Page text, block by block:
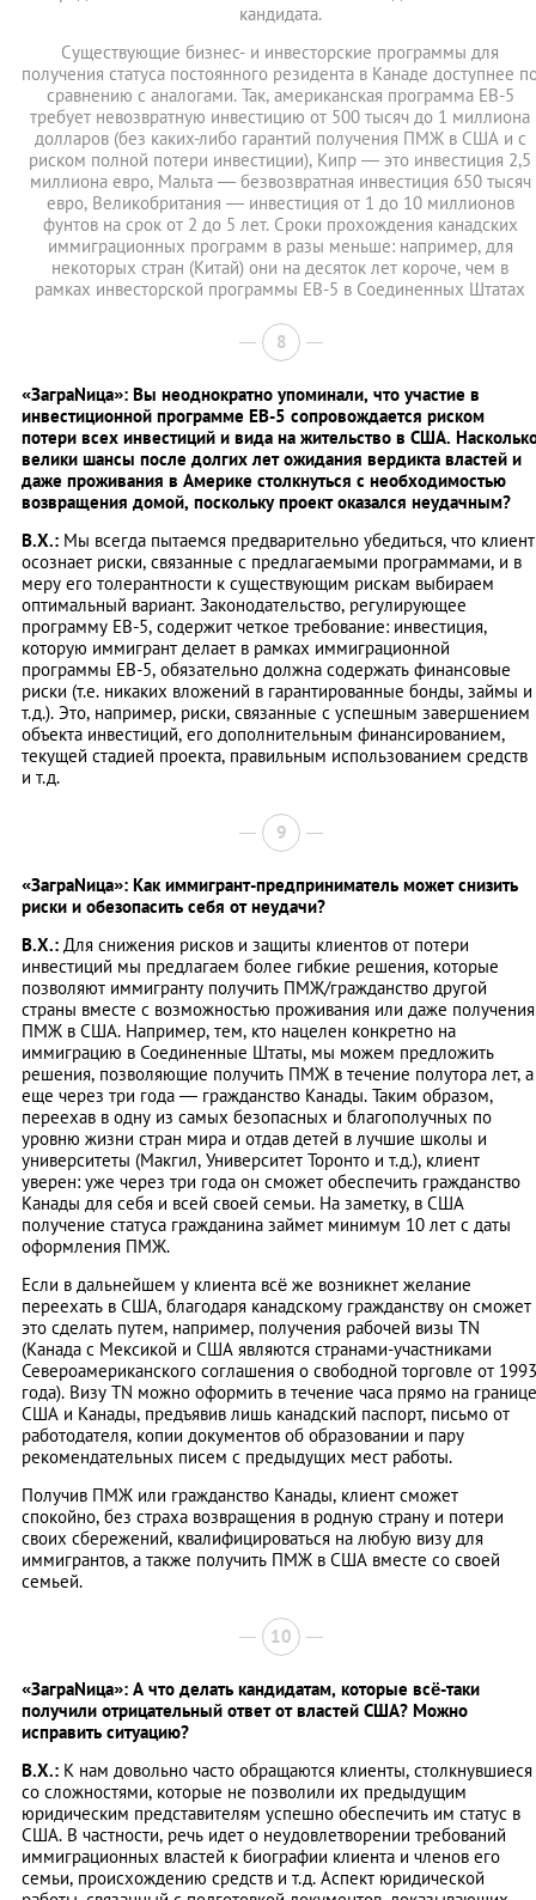
кандидата.
Существующие бизнес- и инвесторские программы для
получения статуса постоянного резидента в Канаде доступнее
сравнению с аналогами. Так, американская программа ЕВ-5
требует невозвратную инвестицию от 500 тысяч до 1 миллиона
долларов (без каких-либо гарантий получения ПМЖ в США и с
риском полной потери инвестиции), Кипр — это инвестиция 2,5
миллиона евро, Мальта — безвозвратная инвестиция 650 тысяч
евро, Великобритания — инвестиция от 1 до 10 миллионов
фунтов на срок от 2 до 5 лет. Сроки прохождения канадских
иммиграционных программ в разы меньше: например, для
некоторых стран (Китай) они на десяток лет короче, чем в
рамках инвесторской программы EB-5 в Соединенных Штатах
8
«ЗаграNица»: Вы неоднократно упоминали, что участие в
инвестиционной программе ЕВ-5 сопровождается риском
потери всех инвестиций и вида на жительство в США.
велики шансы после долгих лет ожидания вердикта властей и
даже проживания в Америке столкнуться с необходимостью
возвращения домой, поскольку проект оказался неудачным?
В.Х.: Мы всегда пытаемся предварительно убедиться, что клиент
осознает риски, связанные с предлагаемыми программами, и в
меру его толерантности к существующим рискам выбираем
оптимальный вариант. Законодательство, регулирующее
программу EB-5, содержит четкое требование: инвестиция,
которую иммигрант делает в рамках иммиграционной
программы EB-5, обязательно должна содержать финансовые
риски (т.е. никаких вложений в гарантированные бонды, займы и
т.д.). Это, например, риски, связанные с успешным завершением
объекта инвестиций, его дополнительным финансированием,
текущей стадией проекта, правильным использованием средств
и т.д.
9
«ЗаграNица»: Как иммигрант-предприниматель может снизить
риски и обезопасить себя от неудачи?
В.Х.: Для снижения рисков и защиты клиентов от потери
инвестиций мы предлагаем более гибкие решения, которые
позволяют иммигранту получить ПМЖ/гражданство другой
страны вместе с возможностью проживания или даже получения
ПМЖ в США. Например, тем, кто нацелен конкретно на
иммиграцию в Соединенные Штаты, мы можем предложить
решения, позволяющие получить ПМЖ в течение полутора лет, а
еще через три года — гражданство Канады. Таким образом,
переехав в одну из самых безопасных и благополучных по
уровню жизни стран мира и отдав детей в лучшие школы и
университеты (Макгил, Университет Торонто и т.д.), клиент
уверен: уже через три года он сможет обеспечить гражданство
Канады для себя и всей своей семьи. На заметку, в США
получение статуса гражданина займет минимум 10 лет с даты
оформления ПМЖ.
Если в дальнейшем у клиента всё же возникнет желание
переехать в США, благодаря канадскому гражданству он сможет
это сделать путем, например, получения рабочей визы ТN
(Канадa с Мексикой и США являются странами-участниками
Североамериканского соглашения о свободной торговле от 1993
года). Визу ТN можно оформить в течение часа прямо на границе
США и Канады, предъявив лишь канадский паспорт, письмо от
работодателя, копии документов об образовании и пару
рекомендательных писем с предыдущих мест работы.
Получив ПМЖ или гражданство Канады, клиент сможет
спокойно, без страха возвращения в родную страну и потери
своих сбережений, квалифицироваться на любую визу для
иммигрантов, а также получить ПМЖ в США вместе со своей
семьей.
10
«ЗаграNица»: А что делать кандидатам, которые всё-таки
получили отрицательный ответ от властей США? Можно
исправить ситуацию?
В.Х.: К нам довольно часто обращаются клиенты, столкнувшиеся
со сложностями, которые не позволили их предыдущим
юридическим представителям успешно обеспечить им статус в
США. В частности, речь идет о неудовлетворении требований
иммиграционных властей к биографии клиента и членов его
семьи, происхождению средств и т.д. Аспект юридической